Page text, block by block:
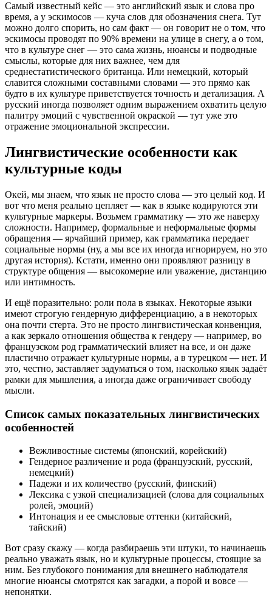
Самый известный кейс — это английский язык и слова про
время, а у эскимосов — куча слов для обозначения снега. Тут
можно долго спорить, но сам факт — он говорит не о том, что
эскимосы проводят по 90% времени на улице в снегу, а о том,
что в культуре снег — это сама жизнь, нюансы и подводные
смыслы, которые для них важнее, чем для
среднестатистического британца. Или немецкий, который
славится сложными составными словами — это прямо как
будто в их культуре приветствуется точность и детализация. А
русский иногда позволяет одним выражением охватить целую
палитру эмоций с чувственной окраской — тут уже это
отражение эмоциональной экспрессии.
Лингвистические особенности как
культурные коды
Окей, мы знаем, что язык не просто слова — это целый код. И
вот что меня реально цепляет — как в языке кодируются эти
культурные маркеры. Возьмем грамматику — это же наверху
сложности. Например, формальные и неформальные формы
обращения — ярчайший пример, как грамматика передает
социальные нормы (ну, а мы все их иногда игнорируем, но это
другая история). Кстати, именно они проявляют разницу в
структуре общения — высокомерие или уважение, дистанцию
или интимность.
И ещё поразительно: роли пола в языках. Некоторые языки
имеют строгую гендерную дифференциацию, а в некоторых
она почти стерта. Это не просто лингвистическая конвенция,
а как зеркало отношения общества к гендеру — например, во
французском род грамматический влияет на все, и он даже
пластично отражает культурные нормы, а в турецком — нет. И
это, честно, заставляет задуматься о том, насколько язык задаёт
рамки для мышления, а иногда даже ограничивает свободу
мысли.
Список самых показательных лингвистических
особенностей
Вежливостные системы (японский, корейский)
Гендерное различение и рода (французский, русский,
немецкий)
Падежи и их количество (русский, финский)
Лексика с узкой специализацией (слова для социальных
ролей, эмоций)
Интонация и ее смысловые оттенки (китайский,
тайский)
Вот сразу скажу — когда разбираешь эти штуки, то начинаешь
реально уважать язык, но и культурные процессы, стоящие за
ним. Без глубокого понимания для внешнего наблюдателя
многие нюансы смотрятся как загадки, а порой и вовсе —
непонятки.